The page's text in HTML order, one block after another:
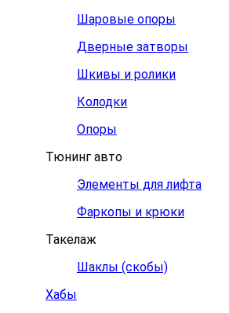
Шаровые опоры
Дверные затворы
Шкивы и ролики
Колодки
Опоры
Тюнинг авто
Элементы для лифта
Фаркопы и крюки
Такелаж
Шаклы (скобы)
Хабы